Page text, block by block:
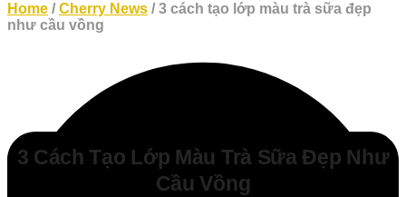
Home / Cherry News / 3 cách tạo lớp màu trà sữa đẹp
như cầu vồng
3 Cách Tạo Lớp Màu Trà Sữa Đẹp Như
Cầu Vồng